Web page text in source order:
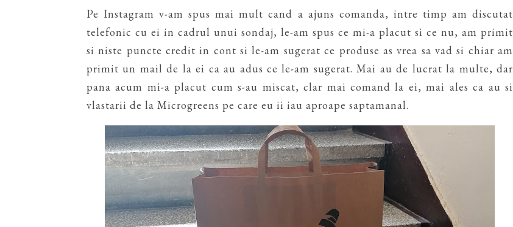
Pe Instagram v-am spus mai mult cand a ajuns comanda, intre timp am discutat
telefonic cu ei in cadrul unui sondaj, le-am spus ce mi-a placut si ce nu, am primit
si niste puncte credit in cont si le-am sugerat ce produse as vrea sa vad si chiar am
primit un mail de la ei ca au adus ce le-am sugerat. Mai au de lucrat la multe, dar
pana acum mi-a placut cum s-au miscat, clar mai comand la ei, mai ales ca au si
vlastarii de la Microgreens pe care eu ii iau aproape saptamanal.